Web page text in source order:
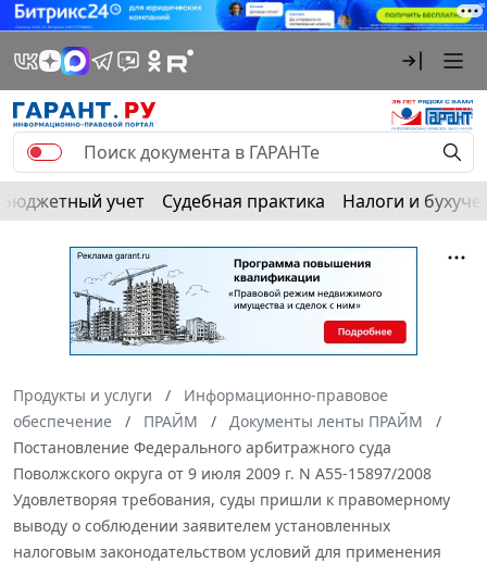
Бюджетный учет Судебная практика Налоги и
Продукты и услуги
Информационно-правовое
обеспечение
ПРАЙМ
Документы ленты ПРАЙМ
Постановление Федерального арбитражного суда
Поволжского округа от 9 июля 2009 г. N А55-15897/2008
Удовлетворяя требования, суды пришли к правомерному
выводу о соблюдении заявителем установленных
налоговым законодательством условий для применения